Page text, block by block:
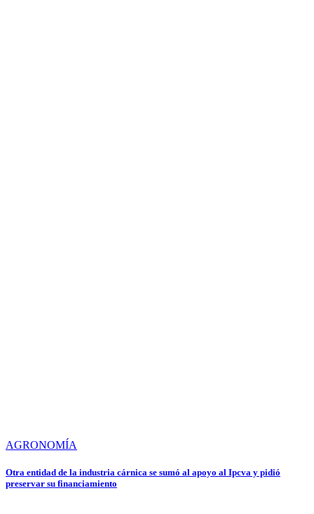
AGRONOMÍA
Otra entidad de la industria cárnica se sumó al apoyo al Ipcva y pidió
preservar su financiamiento